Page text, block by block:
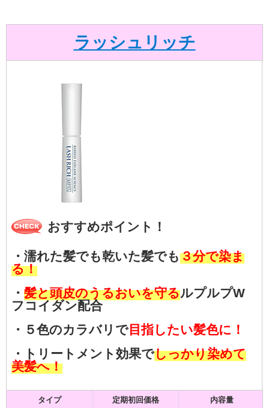
ラッシュリッチ
おすすめポイント！
・濡れた髪でも乾いた髪でも３分で染ま
る！
・ 髪と頭皮のうるおいを守るルプルプW
フコイダン配合
・５色のカラバリで目指したい髪色に！
・トリートメント効果でしっかり染めて
美髪へ！
タイプ 定期初回価格 内容量